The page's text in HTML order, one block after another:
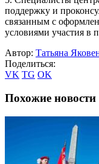
поддержку и
связанным с
условиями участия в
Автор: Татьяна
Поделиться:
VK TG OK
Похожие новости